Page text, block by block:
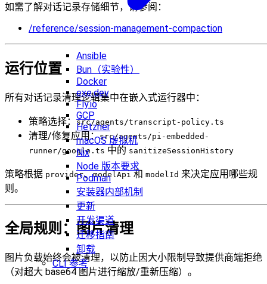
Ansible
Bun（实验性）
Docker
exe.dev
Fly.io
GCP
Hetzner
macOS 虚拟机
Nix
Node 版本要求
Podman
安装器内部机制
更新
开发渠道
迁移指南
卸载
CLI 参考
如需了解对话记录存储细节，请参阅：
/reference/session-management-compaction
运行位置
所有对话记录清理逻辑集中在嵌入式运行器中：
策略选择： src/agents/transcript-policy.ts
清理/修复应用：src/agents/pi-embedded-
runner/google.ts 中的 sanitizeSessionHistory
策略根据 provider、modelApi 和 modelId 来决定应用哪些规
则。
全局规则：图片清理
图片负载始终会被清理，以防止因大小限制导致提供商端拒绝
（对超大 base64 图片进行缩放/重新压缩）。